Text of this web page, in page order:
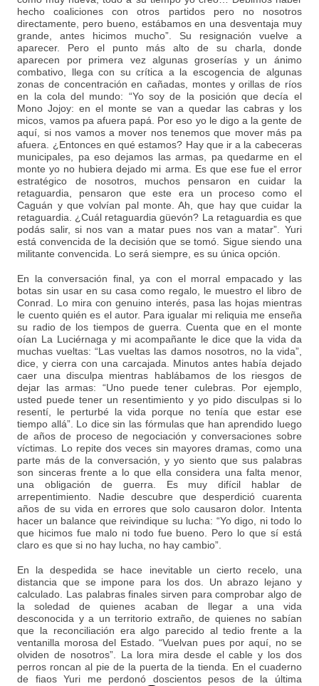
hecho coaliciones con otros partidos pero no nosotros
directamente, pero bueno, estábamos en una desventaja muy
grande, antes hicimos mucho”. Su resignación vuelve a
aparecer. Pero el punto más alto de su charla, donde
aparecen por primera vez algunas groserías y un ánimo
combativo, llega con su crítica a la escogencia de algunas
zonas de concentración en cañadas, montes y orillas de ríos
en la cola del mundo: “Yo soy de la posición que decía el
Mono Jojoy: en el monte se van a quedar las cabras y los
micos, vamos pa afuera papá. Por eso yo le digo a la gente de
aquí, si nos vamos a mover nos tenemos que mover más pa
afuera. ¿Entonces en qué estamos? Hay que ir a la cabeceras
municipales, pa eso dejamos las armas, pa quedarme en el
monte yo no hubiera dejado mi arma. Es que ese fue el error
estratégico de nosotros, muchos pensaron en cuidar la
retaguardia, pensaron que este era un proceso como el
Caguán y que volvían pal monte. Ah, que hay que cuidar la
retaguardia. ¿Cuál retaguardia güevón? La retaguardia es que
podás salir, si nos van a matar pues nos van a matar”. Yuri
está convencida de la decisión que se tomó. Sigue siendo una
militante convencida. Lo será siempre, es su única opción.
En la conversación final, ya con el morral empacado y las
botas sin usar en su casa como regalo, le muestro el libro de
Conrad. Lo mira con genuino interés, pasa las hojas mientras
le cuento quién es el autor. Para igualar mi reliquia me enseña
su radio de los tiempos de guerra. Cuenta que en el monte
oían La Luciérnaga y mi acompañante le dice que la vida da
muchas vueltas: “Las vueltas las damos nosotros, no la vida”,
dice, y cierra con una carcajada. Minutos antes había dejado
caer una disculpa mientras hablábamos de los riesgos de
dejar las armas: “Uno puede tener culebras. Por ejemplo,
usted puede tener un resentimiento y yo pido disculpas si lo
resentí, le perturbé la vida porque no tenía que estar ese
tiempo allá”. Lo dice sin las fórmulas que han aprendido luego
de años de proceso de negociación y conversaciones sobre
víctimas. Lo repite dos veces sin mayores dramas, como una
parte más de la conversación, y yo siento que sus palabras
son sinceras frente a lo que ella considera una falta menor,
una obligación de guerra. Es muy difícil hablar de
arrepentimiento. Nadie descubre que desperdició cuarenta
años de su vida en errores que solo causaron dolor. Intenta
hacer un balance que reivindique su lucha: “Yo digo, ni todo lo
que hicimos fue malo ni todo fue bueno. Pero lo que sí está
claro es que si no hay lucha, no hay cambio”.
En la despedida se hace inevitable un cierto recelo, una
distancia que se impone para los dos. Un abrazo lejano y
calculado. Las palabras finales sirven para comprobar algo de
la soledad de quienes acaban de llegar a una vida
desconocida y a un territorio extraño, de quienes no sabían
que la reconciliación era algo parecido al tedio frente a la
ventanilla morosa del Estado. “Vuelvan pues por aquí, no se
olviden de nosotros”. La lora mira desde el cable y los dos
perros roncan al pie de la puerta de la tienda. En el cuaderno
de fiaos Yuri me perdonó doscientos pesos de la última